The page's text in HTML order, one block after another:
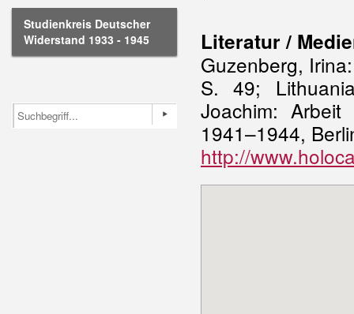
Studienkreis Deutscher
Widerstand 1933 - 1945
Literatur /
Guzenberg,
S. 49;
Joachim:
1941–1944,
http://